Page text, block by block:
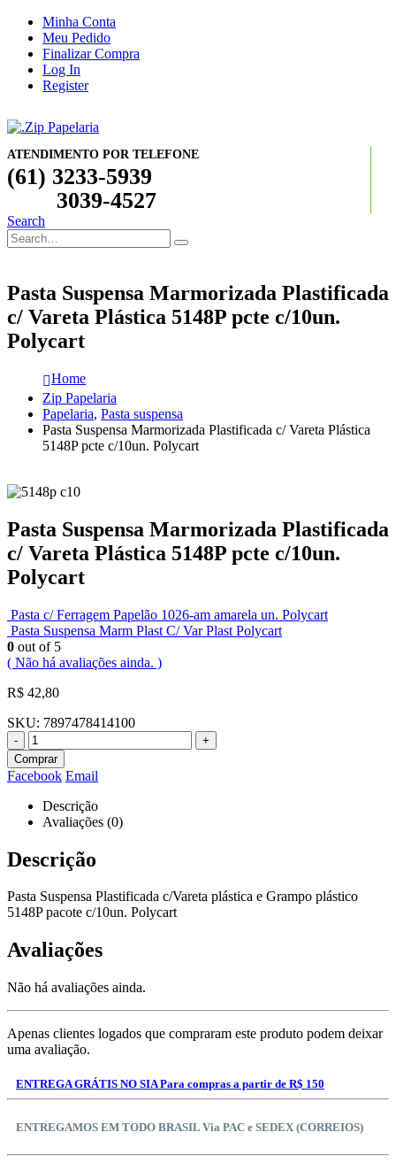
Minha Conta
Meu Pedido
Finalizar Compra
Log In
Register
ATENDIMENTO POR TELEFONE
(61) 3233-5939
3039-4527
Search
Pasta Suspensa Marmorizada Plastificada
c/ Vareta Plástica 5148P pcte c/10un.
Polycart
Home
Zip Papelaria
Papelaria, Pasta suspensa
Pasta Suspensa Marmorizada Plastificada c/ Vareta Plástica
5148P pcte c/10un. Polycart
Pasta Suspensa Marmorizada Plastificada
c/ Vareta Plástica 5148P pcte c/10un.
Polycart
Pasta c/ Ferragem Papelão 1026-am amarela un. Polycart
Pasta Suspensa Marm Plast C/ Var Plast Polycart
0 out of 5
( Não há avaliações ainda. )
R$ 42,80
SKU: 7897478414100
-
+
Comprar
Facebook Email
Descrição
Avaliações (0)
Descrição
Pasta Suspensa Plastificada c/Vareta plástica e Grampo plástico
5148P pacote c/10un. Polycart
Avaliações
Não há avaliações ainda.
Apenas clientes logados que compraram este produto podem deixar
uma avaliação.
ENTREGA GRÁTIS NO SIA Para compras a partir de R$ 150
ENTREGAMOS EM TODO BRASIL Via PAC e SEDEX (CORREIOS)